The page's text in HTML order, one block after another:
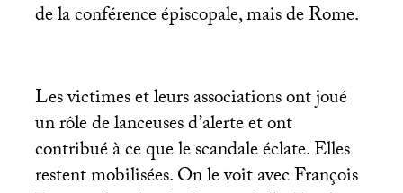
de la conférence épiscopale, mais de Rome.
Les victimes et leurs associations ont joué
un rôle de lanceuses d’alerte et ont
contribué à ce que le scandale éclate. Elles
restent mobilisées. On le voit avec François